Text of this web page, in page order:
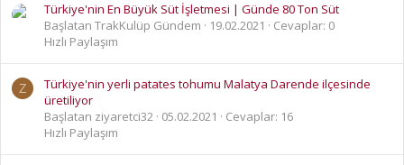
Türkiye'nin En Büyük Süt İşletmesi | Günde 80 Ton Süt
Başlatan TrakKulüp Gündem
19.02.2021
Cevaplar: 0
Hızlı Paylaşım
Z
Türkiye'nin yerli patates tohumu Malatya Darende ilçesinde
üretiliyor
Başlatan ziyaretci32 05.02.2021
Cevaplar: 16
Hızlı Paylaşım